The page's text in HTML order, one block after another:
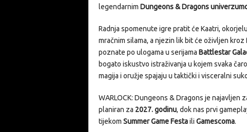
legendarnim Dungeons & Dragons
Radnja spomenute igre pratit će Kaatri,
mračnim silama, a njezin lik bit će oživljen
poznate po ulogama u serijama Battlestar
bogato iskustvo istraživanja u kojem svaka
magija i oružje spajaju u taktički i visceralni
WARLOCK: Dungeons & Dragons je najavljen
planiran za 2027. godinu, dok nas prvi
tijekom Summer Game Festaili Gamescoma.